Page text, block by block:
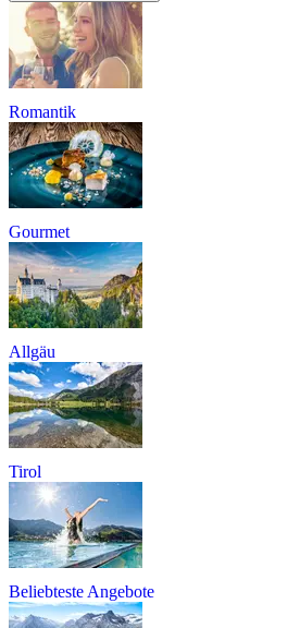
Romantik
Gourmet
Allgäu
Tirol
Beliebteste Angebote